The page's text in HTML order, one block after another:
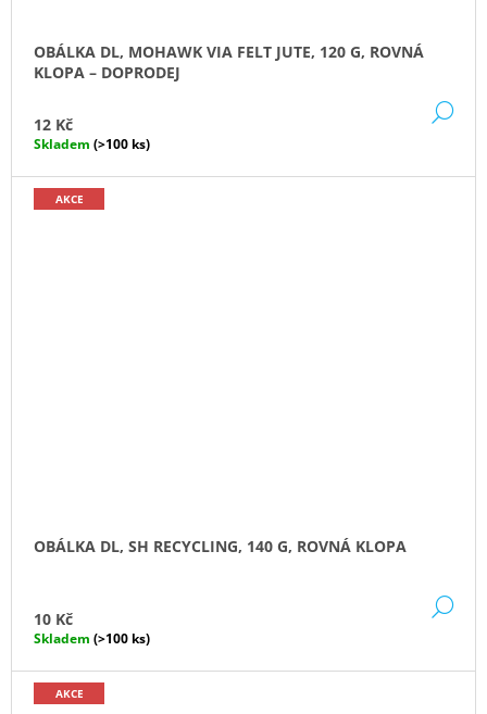
OBÁLKA DL, MOHAWK VIA FELT JUTE, 120 G, ROVNÁ
KLOPA – DOPRODEJ
12 Kč
Skladem (>100 ks)
AKCE
OBÁLKA DL, SH RECYCLING, 140 G, ROVNÁ KLOPA
10 Kč
Skladem (>100 ks)
AKCE